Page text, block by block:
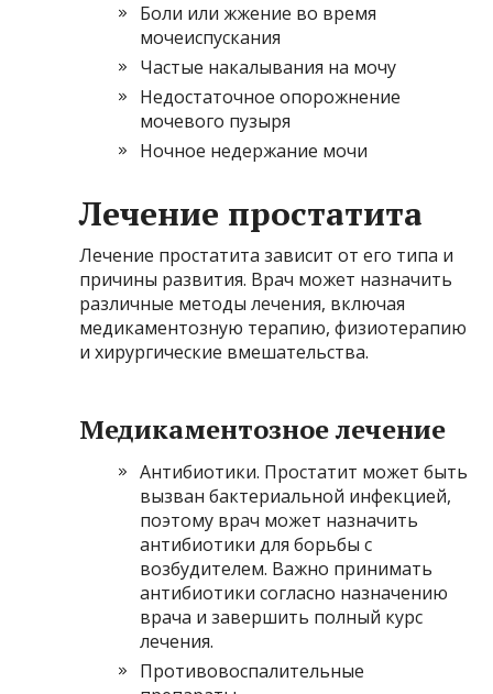
Боли или жжение во время
мочеиспускания
Частые накалывания на мочу
Недостаточное опорожнение
мочевого пузыря
Ночное недержание мочи
Лечение простатита
Лечение простатита зависит от его типа и
причины развития. Врач может назначить
различные методы лечения, включая
медикаментозную терапию, физиотерапию
и хирургические вмешательства.
Медикаментозное лечение
Антибиотики. Простатит может быть
вызван бактериальной инфекцией,
поэтому врач может назначить
антибиотики для борьбы с
возбудителем. Важно принимать
антибиотики согласно назначению
врача и завершить полный курс
лечения.
Противовоспалительные